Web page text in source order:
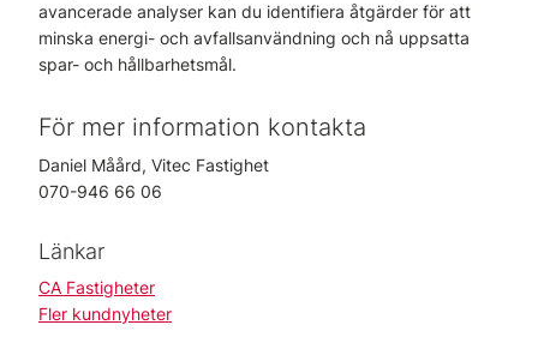
avancerade analyser kan du identifiera åtgärder för att
minska energi- och avfallsanvändning och nå uppsatta
spar- och hållbarhetsmål.
För mer information kontakta
Daniel Måård, Vitec Fastighet
070-946 66 06
Länkar
CA Fastigheter
Fler kundnyheter